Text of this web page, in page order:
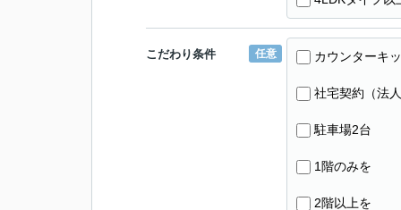
こだわり条件 任意 カウンターキ
社宅契約（法人
駐車場2台
1階のみを
2階以上を